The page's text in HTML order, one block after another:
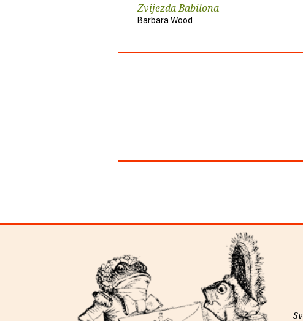
Zvijezda Babilona
Barbara Wood